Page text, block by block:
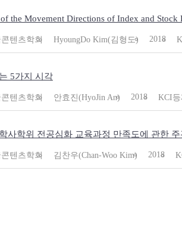
the Movement Directions of Index and Stock
텐츠학회 HyoungDo Kim(김형도) 2018
5가지 시각
텐츠학회 안효진(HyoJin An) 2018 KCI
사학위 전공심화 교육과정 만족도에 관한
텐츠학회 김찬우(Chan-Woo Kim) 2018